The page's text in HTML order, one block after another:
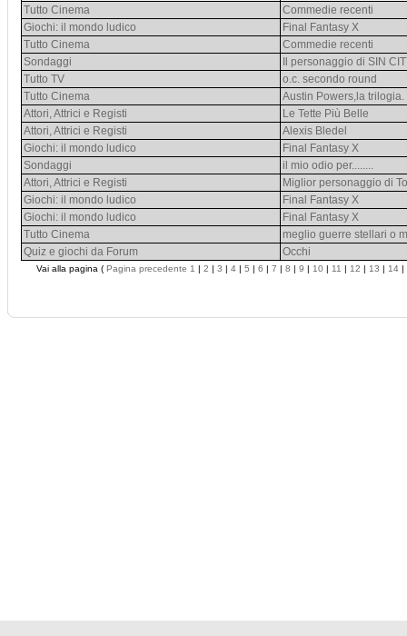
Tutto Cinema
Commedie recenti
Giochi: il mondo ludico
Final Fantasy X
Tutto Cinema
Commedie recenti
Sondaggi
Il personaggio di SIN
Tutto TV
o.c. secondo round
Tutto Cinema
Austin Powers,la trilogia.
Attori, Attrici e Registi
Le Tette Più Belle
Attori, Attrici e Registi
Alexis Bledel
Giochi: il mondo ludico
Final Fantasy X
Sondaggi
il mio odio per........
Attori, Attrici e Registi
Miglior personaggio di
Giochi: il mondo ludico
Final Fantasy X
Giochi: il mondo ludico
Final Fantasy X
Tutto Cinema
meglio guerre stellari o
Quiz e giochi da Forum
Occhi
Vai alla pagina ( Pagina precedente 1 | 2 | 3 | 4 | 5 | 6 | 7 | 8 | 9 | 10 | 11 | 12 | 13 | 14 |